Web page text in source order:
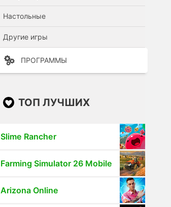
Настольные
Другие игры
ПРОГРАММЫ
ТОП ЛУЧШИХ
Slime Rancher
Farming Simulator 26 Mobile
Arizona Online